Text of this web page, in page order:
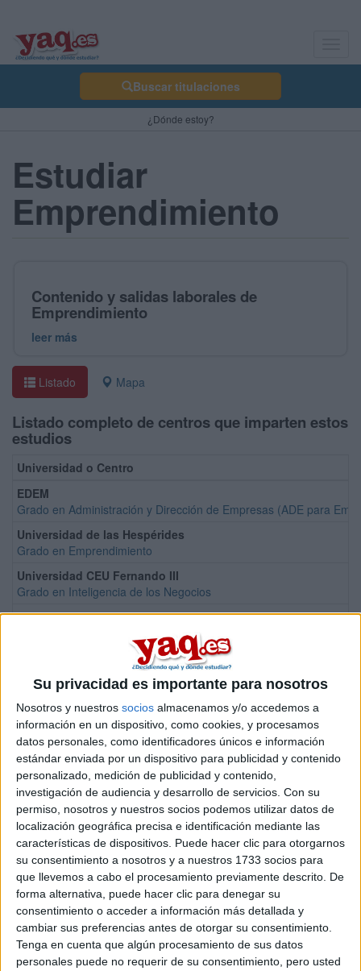
Su privacidad es importante para nosotros
Nosotros y nuestros socios almacenamos y/o accedemos a
información en un dispositivo, como cookies, y procesamos
datos personales, como identificadores únicos e información
estándar enviada por un dispositivo para publicidad y contenido
personalizado, medición de publicidad y contenido,
investigación de audiencia y desarrollo de servicios. Con su
permiso, nosotros y nuestros socios podemos utilizar datos de
localización geográfica precisa e identificación mediante las
características de dispositivos. Puede hacer clic para otorgarnos
su consentimiento a nosotros y a nuestros 1733 socios para
que llevemos a cabo el procesamiento previamente descrito. De
forma alternativa, puede hacer clic para denegar su
consentimiento o acceder a información más detallada y
cambiar sus preferencias antes de otorgar su consentimiento.
Tenga en cuenta que algún procesamiento de sus datos
personales puede no requerir de su consentimiento, pero usted
Buscar titulaciones
¿Dónde estoy?
Estudiar
Emprendimiento
Contenido y salidas laborales de
Emprendimiento
leer más
Listado Mapa
Listado completo de centros que imparten estos
estudios
Universidad o Centro
EDEM
Grado en Administración y Dirección de Empresas (ADE para
Universidad de las Hespérides
Grado en Emprendimiento
Universidad CEU Fernando III
Grado en Inteligencia de los Negocios
Mondragon Unibertsitatea
Grado en Liderazgo Emprendedor e Innovación
Mondragon Unibertsitatea
Grado en Liderazgo Emprendedor e Innovación
Mondragon Unibertsitatea
Grado en Liderazgo Emprendedor e Innovación